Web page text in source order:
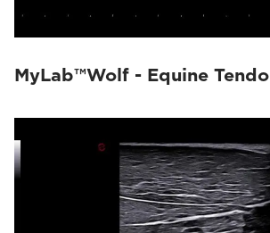
MyLab™Wolf - Equine